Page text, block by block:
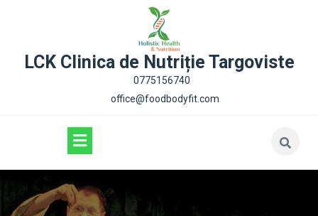
LCK Clinica de Nutriție Targoviste
0775156740
office@foodbodyfit.com